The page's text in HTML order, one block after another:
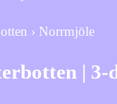
› Norrmjöle
| 3-